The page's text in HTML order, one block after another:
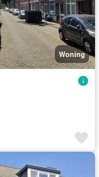
Woning